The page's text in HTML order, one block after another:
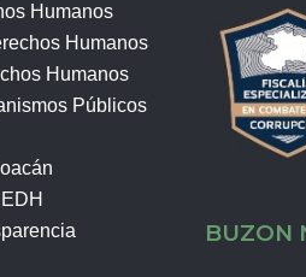
Humanos
Humanos
Humanos
Públicos
BUZON